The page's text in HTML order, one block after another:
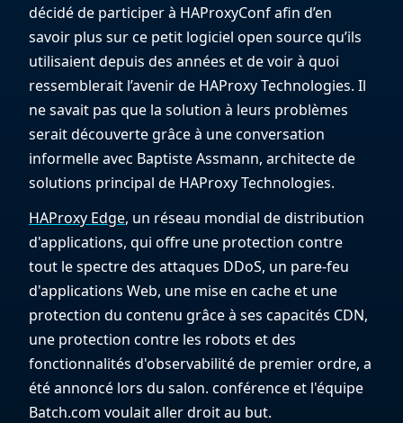
décidé de participer à HAProxyConf afin d’en
savoir plus sur ce petit logiciel open source qu’ils
utilisaient depuis des années et de voir à quoi
ressemblerait l’avenir de HAProxy Technologies. Il
ne savait pas que la solution à leurs problèmes
serait découverte grâce à une conversation
informelle avec Baptiste Assmann, architecte de
solutions principal de HAProxy Technologies.
HAProxy Edge, un réseau mondial de distribution
d'applications, qui offre une protection contre
tout le spectre des attaques DDoS, un pare-feu
d'applications Web, une mise en cache et une
protection du contenu grâce à ses capacités CDN,
une protection contre les robots et des
fonctionnalités d'observabilité de premier ordre, a
été annoncé lors du salon. conférence et l'équipe
Batch.com voulait aller droit au but.